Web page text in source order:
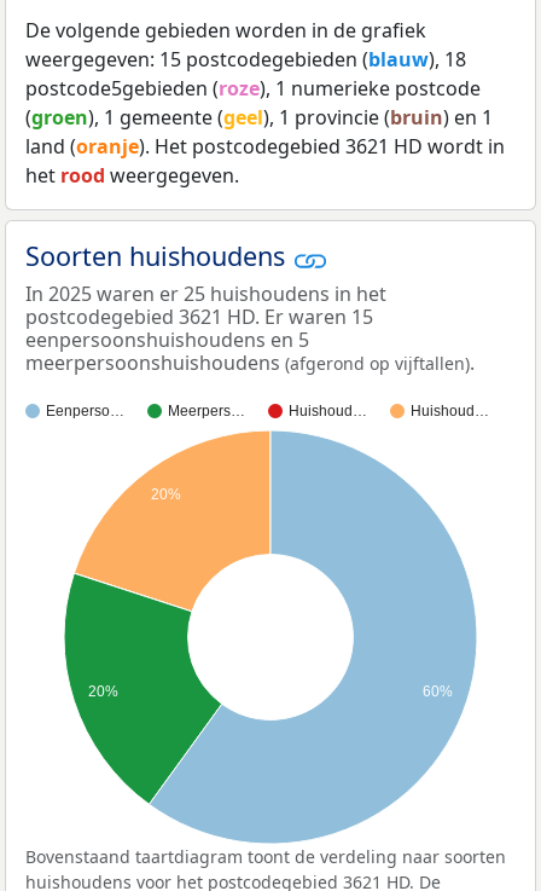
De volgende gebieden worden in de grafiek
weergegeven: 15 postcodegebieden (blauw), 18
postcode5gebieden (roze), 1 numerieke postcode
(groen), 1 gemeente (geel), 1 provincie (bruin) en 1
land (oranje). Het postcodegebied 3621 HD wordt in
het rood weergegeven.
Soorten huishoudens
In 2025 waren er 25 huishoudens in het
postcodegebied 3621 HD. Er waren 15
eenpersoonshuishoudens en 5
meerpersoonshuishoudens (afgerond op vijftallen).
Eenperso… Meerpers… Huishoud… Huishoud…
20%
20% 60%
Bovenstaand taartdiagram toont de verdeling naar soorten
huishoudens voor het postcodegebied 3621 HD. De